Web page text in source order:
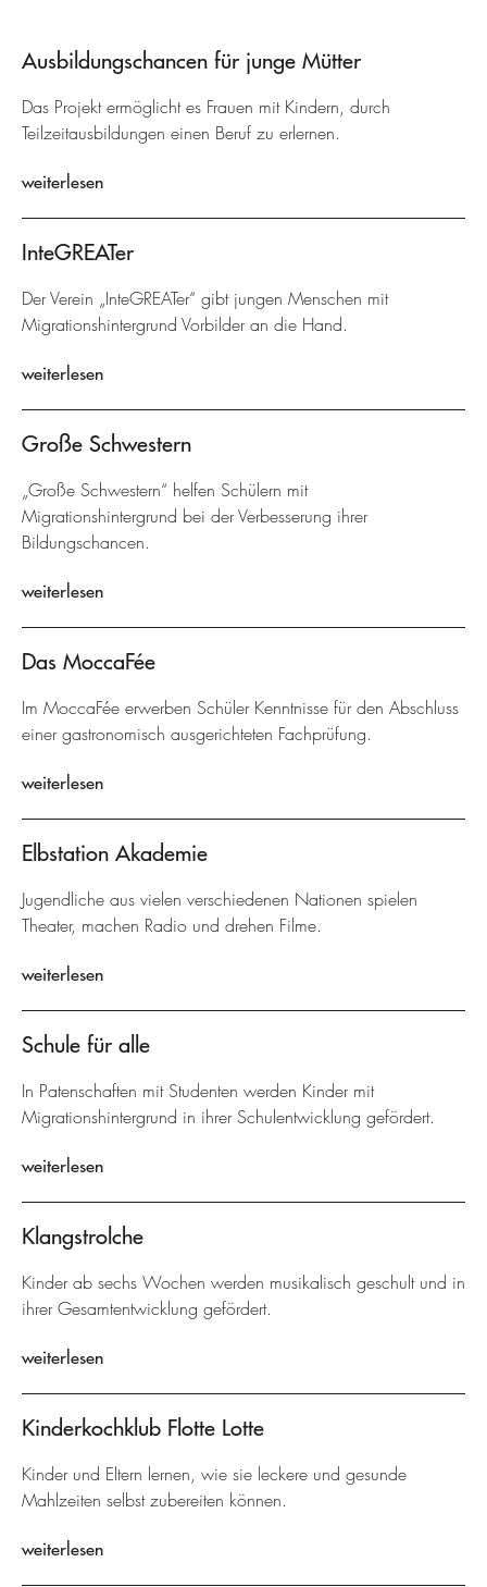
Ausbildungschancen für junge Mütter
Das Projekt ermöglicht es Frauen mit Kindern, durch
Teilzeitausbildungen einen Beruf zu erlernen.
weiterlesen
InteGREATer
Der Verein „InteGREATer“ gibt jungen Menschen mit
Migrationshintergrund Vorbilder an die Hand.
weiterlesen
Große Schwestern
„Große Schwestern“ helfen Schülern mit
Migrationshintergrund bei der Verbesserung ihrer
Bildungschancen.
weiterlesen
Das MoccaFée
Im MoccaFée erwerben Schüler Kenntnisse für den Abschluss
einer gastronomisch ausgerichteten Fachprüfung.
weiterlesen
Elbstation Akademie
Jugendliche aus vielen verschiedenen Nationen spielen
Theater, machen Radio und drehen Filme.
weiterlesen
Schule für alle
In Patenschaften mit Studenten werden Kinder mit
Migrationshintergrund in ihrer Schulentwicklung gefördert.
weiterlesen
Klangstrolche
Kinder ab sechs Wochen werden musikalisch geschult und in
ihrer Gesamtentwicklung gefördert.
weiterlesen
Kinderkochklub Flotte Lotte
Kinder und Eltern lernen, wie sie leckere und gesunde
Mahlzeiten selbst zubereiten können.
weiterlesen